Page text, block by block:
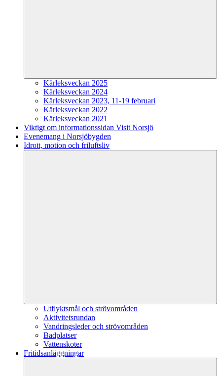
Kärleksveckan 2025
Kärleksveckan 2024
Kärleksveckan 2023, 11-19 februari
Kärleksveckan 2022
Kärleksveckan 2021
Viktigt om informationssidan Visit Norsjö
Evenemang i Norsjöbygden
Idrott, motion och friluftsliv
Utflyktsmål och strövområden
Aktivitetsrundan
Vandringsleder och strövområden
Badplatser
Vattenskoter
Fritidsanläggningar